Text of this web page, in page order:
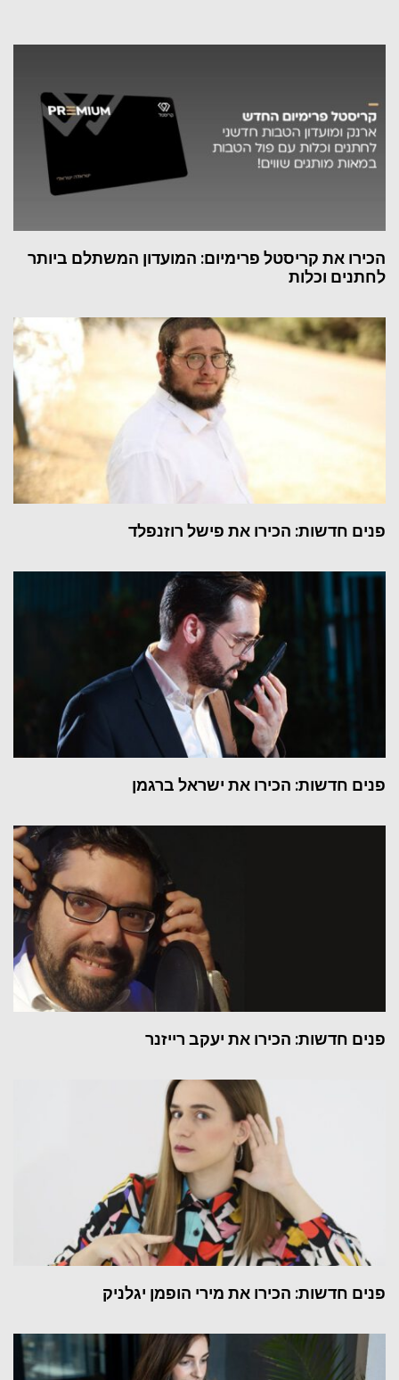
הכירו את קריסטל פרימיום: המועדון המשתלם ביותר
לחתנים וכלות
פנים חדשות: הכירו את פישל רוזנפלד
פנים חדשות: הכירו את ישראל ברגמן
פנים חדשות: הכירו את יעקב רייזנר
פנים חדשות: הכירו את מירי הופמן יגלניק